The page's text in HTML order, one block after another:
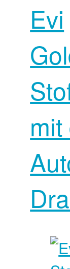
Evi